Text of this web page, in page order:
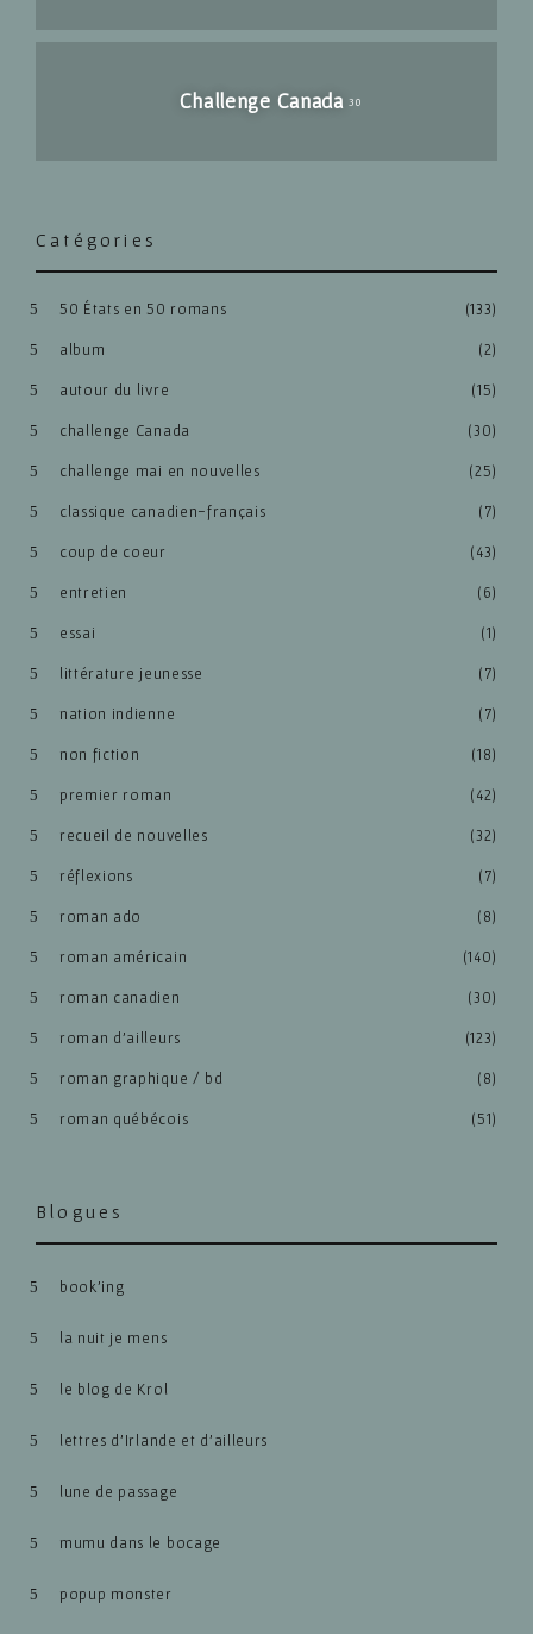
Challenge Canada 30
Catégories
50 États en 50 romans (133)
album (2)
autour du livre (15)
challenge Canada (30)
challenge mai en nouvelles (25)
classique canadien-français (7)
coup de coeur (43)
entretien (6)
essai (1)
littérature jeunesse (7)
nation indienne (7)
non fiction (18)
premier roman (42)
recueil de nouvelles (32)
réflexions (7)
roman ado (8)
roman américain (140)
roman canadien (30)
roman d'ailleurs (123)
roman graphique / bd (8)
roman québécois (51)
Blogues
book’ing
la nuit je mens
le blog de Krol
lettres d’Irlande et d’ailleurs
lune de passage
mumu dans le bocage
popup monster